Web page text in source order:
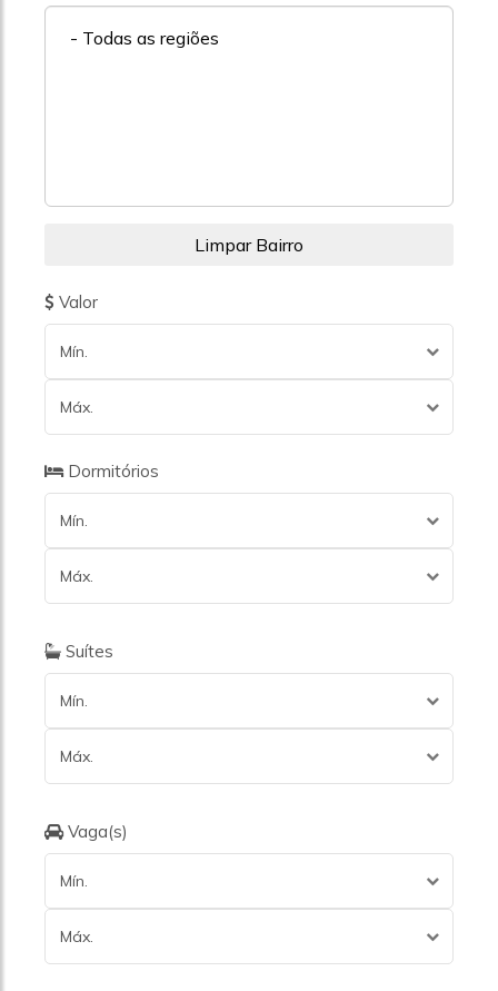
- Todas as regiões
Valor
Mín.
Máx.
Dormitórios
Mín.
Máx.
Suítes
Mín.
Máx.
Vaga(s)
Mín.
Máx.